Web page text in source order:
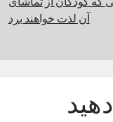
آن لذت خواهند برد